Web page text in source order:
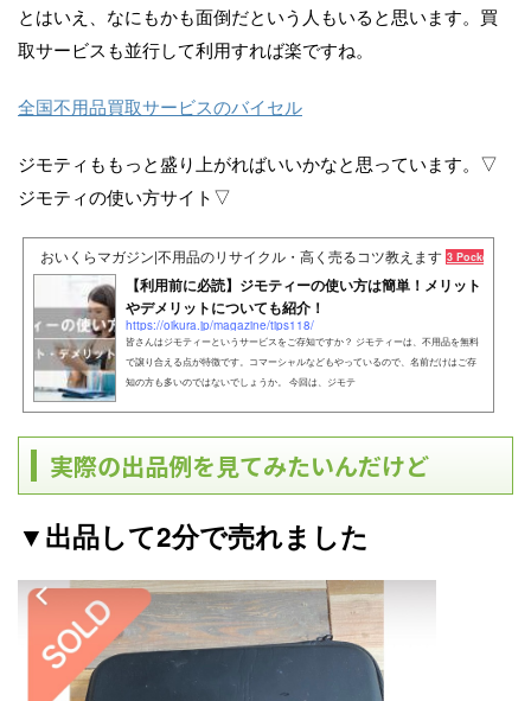
とはいえ、なにもかも面倒だという人もいると思います。買
取サービスも並行して利用すれば楽ですね。
全国不用品買取サービスのバイセル
ジモティももっと盛り上がればいいかなと思っています。▽
ジモティの使い方サイト▽
おいくらマガジン|不用品のリサイクル・高く売るコツ教えます 3 Pockets
【利用前に必読】ジモティーの使い方は簡単！メリット
やデメリットについても紹介！
https://oikura.jp/magazine/tips118/
皆さんはジモティーというサービスをご存知ですか？ ジモティーは、不用品を無料
で譲り合える点が特徴です。コマーシャルなどもやっているので、名前だけはご存
知の方も多いのではないでしょうか。 今回は、ジモテ
実際の出品例を見てみたいんだけど
▼出品して2分で売れました